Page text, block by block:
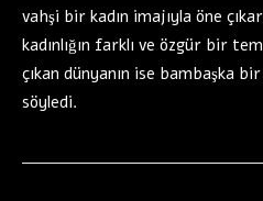
vahşi bir kadın imajıyla öne
kadınlığın farklı ve özgür bir
çıkan dünyanın ise bambaşka bir
söyledi.